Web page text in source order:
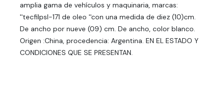
amplia gama de vehículos y maquinaria, marcas:
''tecfilpsl-171 de oleo ''con una medida de diez (10)cm.
De ancho por nueve (09) cm. De ancho, color blanco.
Origen :China, procedencia: Argentina. EN EL ESTADO Y
CONDICIONES QUE SE PRESENTAN.